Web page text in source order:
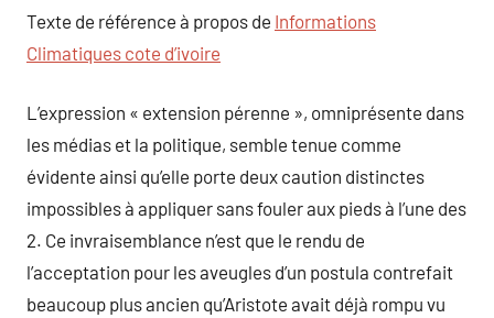
Texte de référence à propos de Informations
Climatiques cote d’ivoire
L’expression « extension pérenne », omniprésente dans
les médias et la politique, semble tenue comme
évidente ainsi qu’elle porte deux caution distinctes
impossibles à appliquer sans fouler aux pieds à l’une des
2. Ce invraisemblance n’est que le rendu de
l’acceptation pour les aveugles d’un postula contrefait
beaucoup plus ancien qu’Aristote avait déjà rompu vu